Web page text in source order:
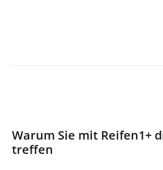
Warum Sie mit Reifen1+
treffen